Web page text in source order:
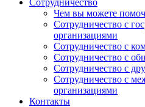
Сотрудничество
Чем вы можете
Сотрудничество с
организациями
Сотрудничество с
Сотрудничество с
Сотрудничество с
Сотрудничество с
организациями
Контакты